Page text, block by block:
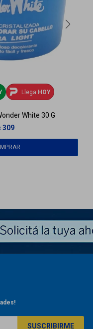
Llega HOY
White 30 G
309
SUSCRIBIRME